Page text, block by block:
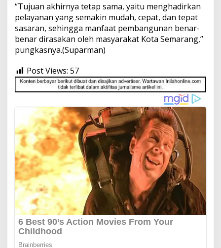
“Tujuan akhirnya tetap sama, yaitu menghadirkan
pelayanan yang semakin mudah, cepat, dan tepat
sasaran, sehingga manfaat pembangunan benar-
benar dirasakan oleh masyarakat Kota Semarang,”
pungkasnya.(Suparman)
Post Views: 57